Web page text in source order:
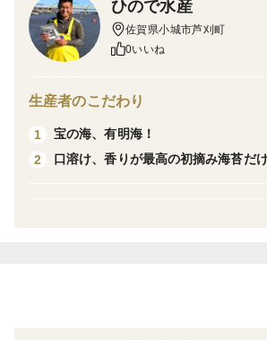
●お酒のおつまみにもぴったり「塩海
ます。小さく切れてるので小さい子
ひので水産
佐賀県小城市芦刈町
0いいね
生産者のこだわり
1
宝の海、有明海！
2
口溶け、香りが最高の初摘み海苔だ